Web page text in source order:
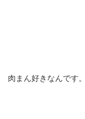
肉まん好きなんです。